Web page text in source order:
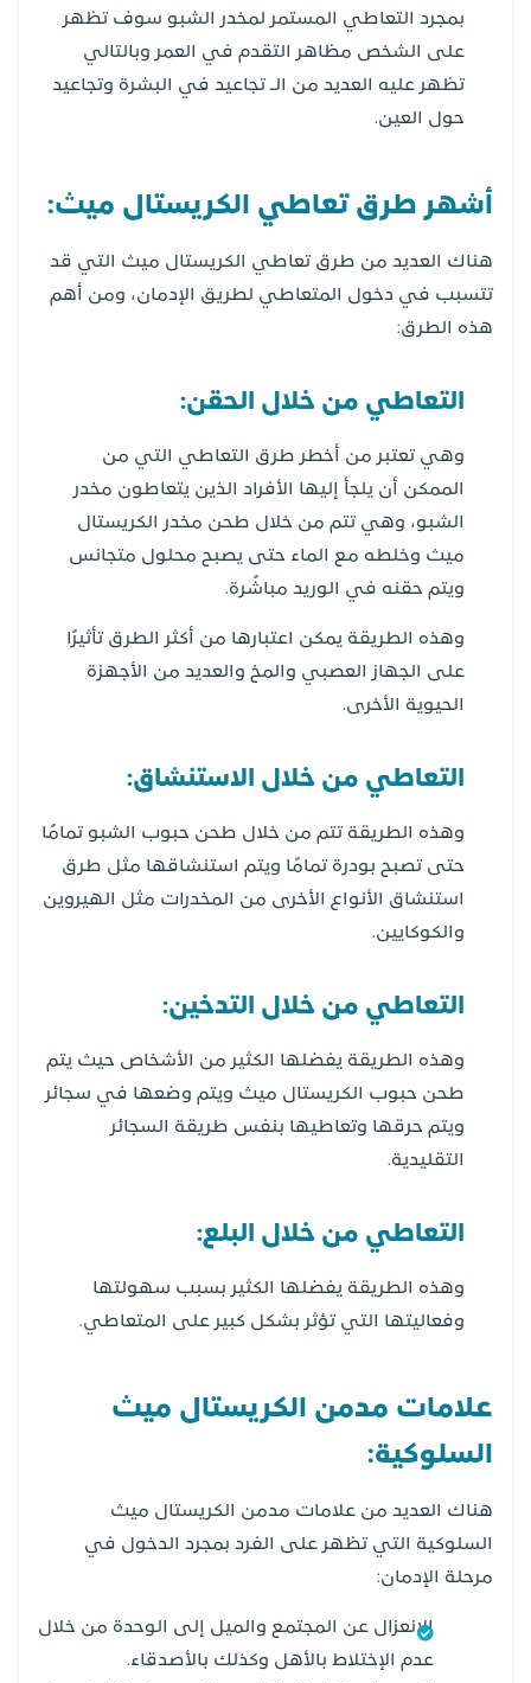
بمجرد التعاطي المستمر لمخدر الشبو سوف تظهر
على الشخص مظاهر التقدم في العمر وبالتالي
تظهر عليه العديد من الـ تجاعيد في البشرة وتجاعيد
حول العين.
أشهر طرق تعاطي الكريستال ميث:
هناك العديد من طرق تعاطي الكريستال ميث التي قد
تتسبب في دخول المتعاطي لطريق الإدمان، ومن أهم
هذه الطرق:
التعاطي من خلال الحقن:
وهي تعتبر من أخطر طرق التعاطي التي من
الممكن أن يلجأ إليها الأفراد الذين يتعاطون مخدر
الشبو، وهي تتم من خلال طحن مخدر الكريستال
ميث وخلطه مع الماء حتى يصبح محلول متجانس
ويتم حقنه في الوريد مباشًرة.
وهذه الطريقة يمكن اعتبارها من أكثر الطرق تأثيرًا
على الجهاز العصبي والمخ والعديد من الأجهزة
الحيوية الأخرى.
التعاطي من خلال الاستنشاق:
وهذه الطريقة تتم من خلال طحن حبوب الشبو تمامًا
حتى تصبح بودرة تمامًا ويتم استنشاقها مثل طرق
استنشاق الأنواع الأخرى من المخدرات مثل الهيروين
والكوكايين.
التعاطي من خلال التدخين:
وهذه الطريقة يفضلها الكثير من الأشخاص حيث يتم
طحن حبوب الكريستال ميث ويتم وضعها في سجائر
ويتم حرقها وتعاطيها بنفس طريقة السجائر
التقليدية.
التعاطي من خلال البلع:
وهذه الطريقة يفضلها الكثير بسبب سهولتها
وفعاليتها التي تؤثر بشكل كبير على المتعاطي.
علامات مدمن الكريستال ميث
السلوكية:
هناك العديد من علامات مدمن الكريستال ميث
السلوكية التي تظهر على الفرد بمجرد الدخول في
مرحلة الإدمان:
الإنعزال عن المجتمع والميل إلى الوحدة من خلال
عدم الإختلاط بالأهل وكذلك بالأصدقاء.